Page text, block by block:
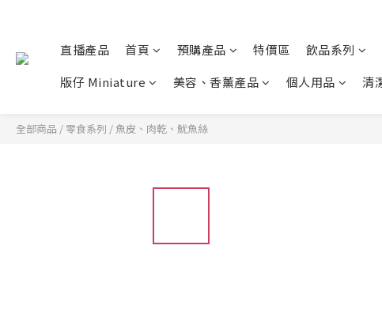
直播產品 首頁 預購產品 特價區 飲品系列
版仔 Miniature
美容、香薰產品 個人用品 清
全部商品 / 零食系列 / 魚皮、肉乾、魷魚絲